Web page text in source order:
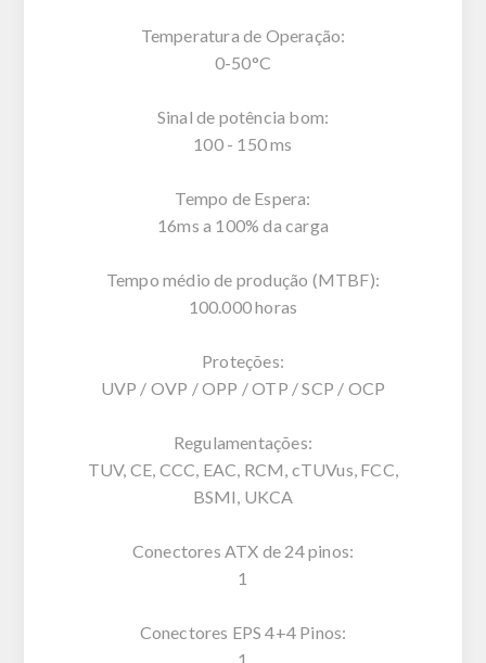
Temperatura de Operação:
0-50°C
Sinal de potência bom:
100 - 150 ms
Tempo de Espera:
16ms a 100% da carga
Tempo médio de produção (MTBF):
100.000 horas
Proteções:
UVP / OVP / OPP / OTP / SCP / OCP
Regulamentações:
TUV, CE, CCC, EAC, RCM, cTUVus, FCC,
BSMI, UKCA
Conectores ATX de 24 pinos:
1
Conectores EPS 4+4 Pinos: